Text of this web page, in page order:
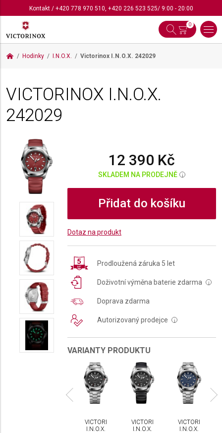
Kontakt/ +420 778 970 510, +420 226 523 525/ 9:00 - 20:00
0
Hodinky I.N.O.X. Victorinox I.N.O.X. 242029
VICTORINOX I.N.O.X.
242029
12 390 Kč
SKLADEM NA PRODEJNĚ i
Přidat do košíku
Dotaz na produkt
Prodloužená záruka 5 let
Doživotní výměna baterie zdarma i
Doprava zdarma
Autorizovaný prodejce i
VARIANTY PRODUKTU
VICTORINOX
I.N.O.X.
VICTORINOX
I.N.O.X.
VICTORINOX
I.N.O.X.